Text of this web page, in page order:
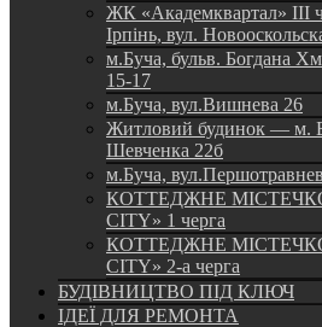
ЖК «Академквартал» III
Ірпінь, вул.
м.Буча, бульв. Богдана
15-17
м.Буча, вул.Вишнева 26
Житловий будинок — м.
Шевченка 22б
м.Буча,
КОТТЕДЖНЕ
CITY» 1 черга
КОТТЕДЖНЕ
CITY» 2-а черга
БУДІВНИЦТВО ПІД КЛЮЧ
ІДЕЇ ДЛЯ РЕМОНТА